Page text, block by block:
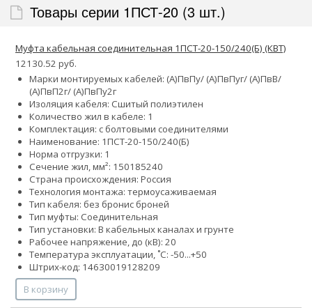
Товары серии 1ПСТ-20 (3 шт.)
Муфта кабельная соединительная 1ПСТ-20-150/240(Б) (КВТ)
12130.52 руб.
Марки монтируемых кабелей: (А)ПвПу/ (А)ПвПуг/ (А)ПвВ/
(А)ПвП2г/ (А)ПвПу2г
Изоляция кабеля: Сшитый полиэтилен
Количество жил в кабеле: 1
Комплектация: с болтовыми соединителями
Наименование: 1ПСТ-20-150/240(Б)
Норма отгрузки: 1
Сечение жил, мм²: 150185240
Страна происхождения: Россия
Технология монтажа: термоусаживаемая
Тип кабеля: без бронис броней
Тип муфты: Соединительная
Тип установки: В кабельных каналах и грунте
Рабочее напряжение, до (кВ): 20
Температура эксплуатации, ˚С: -50...+50
Штрих-код: 14630019128209
В корзину